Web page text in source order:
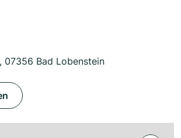
07356 Bad Lobenstein